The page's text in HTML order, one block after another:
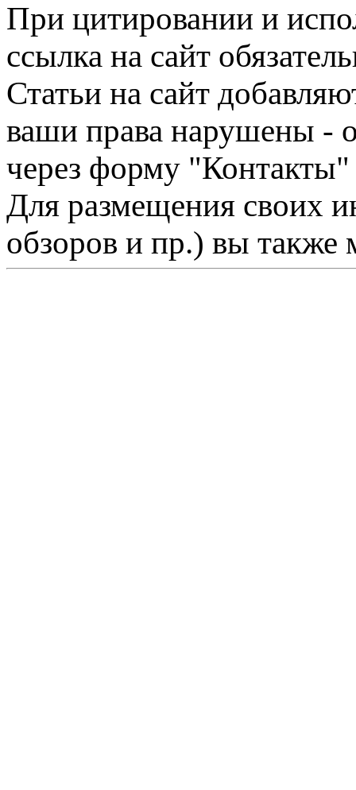
При цитировании и
ссылка на сайт
Статьи на сайт
ваши права нарушены -
через форму "Контакты"
Для размещения своих
обзоров и пр.) вы также